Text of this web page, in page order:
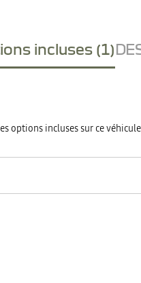
incluses (1)
options incluses sur ce véhicule